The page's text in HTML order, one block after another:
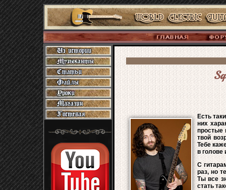
Есть
них
простые
твой
Тебе
в голове
С
раз, но
Ты все
стать